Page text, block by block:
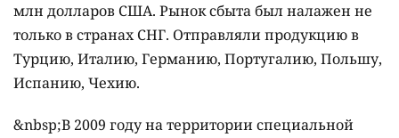
млн долларов США. Рынок сбыта был налажен не
только в странах СНГ. Отправляли продукцию в
Турцию, Италию, Германию, Португалию, Польшу,
Испанию, Чехию.
&nbsp;В 2009 году на территории специальной